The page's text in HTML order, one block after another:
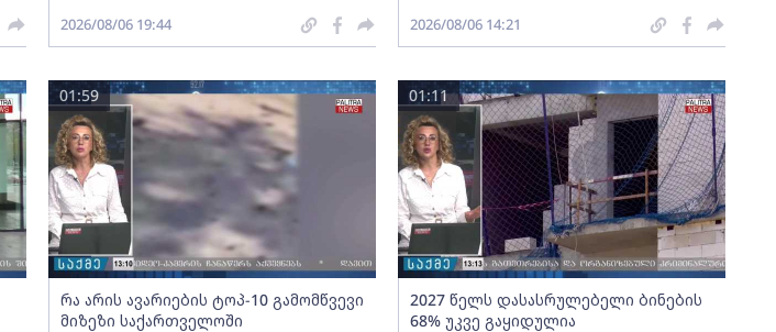
2026/08/06 19:44 2026/08/06 14:21
რა არის ავარიების ტოპ-10 გამომწვევი
მიზეზი საქართველოში
01:59
2027 წელს დასასრულებელი ბინების
68% უკვე გაყიდულია
01:11